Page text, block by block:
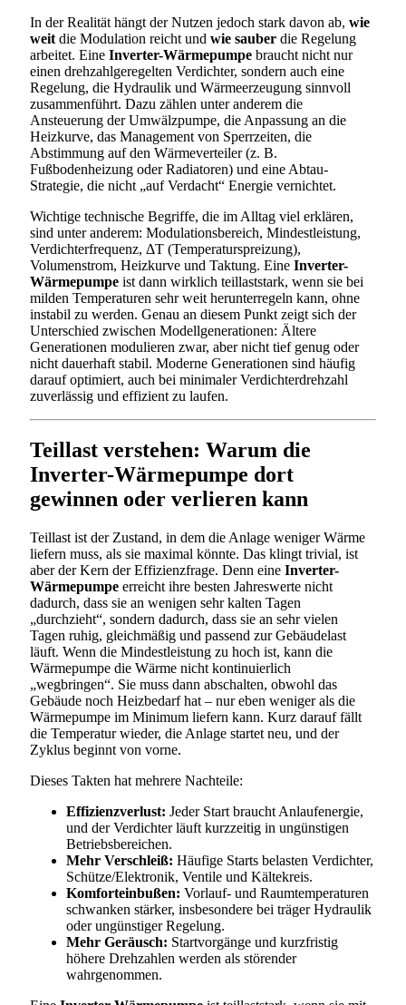
In der Realität hängt der Nutzen jedoch stark davon ab, wie
weit die Modulation reicht und wie sauber die Regelung
arbeitet. Eine Inverter-Wärmepumpe braucht nicht nur
einen drehzahlgeregelten Verdichter, sondern auch eine
Regelung, die Hydraulik und Wärmeerzeugung sinnvoll
zusammenführt. Dazu zählen unter anderem die
Ansteuerung der Umwälzpumpe, die Anpassung an die
Heizkurve, das Management von Sperrzeiten, die
Abstimmung auf den Wärmeverteiler (z. B.
Fußbodenheizung oder Radiatoren) und eine Abtau-
Strategie, die nicht „auf Verdacht“ Energie vernichtet.
Wichtige technische Begriffe, die im Alltag viel erklären,
sind unter anderem: Modulationsbereich, Mindestleistung,
Verdichterfrequenz, ΔT (Temperaturspreizung),
Volumenstrom, Heizkurve und Taktung. Eine Inverter-
Wärmepumpe ist dann wirklich teillaststark, wenn sie bei
milden Temperaturen sehr weit herunterregeln kann, ohne
instabil zu werden. Genau an diesem Punkt zeigt sich der
Unterschied zwischen Modellgenerationen: Ältere
Generationen modulieren zwar, aber nicht tief genug oder
nicht dauerhaft stabil. Moderne Generationen sind häufig
darauf optimiert, auch bei minimaler Verdichterdrehzahl
zuverlässig und effizient zu laufen.
Teillast verstehen: Warum die
Inverter-Wärmepumpe dort
gewinnen oder verlieren kann
Teillast ist der Zustand, in dem die Anlage weniger Wärme
liefern muss, als sie maximal könnte. Das klingt trivial, ist
aber der Kern der Effizienzfrage. Denn eine Inverter-
Wärmepumpe erreicht ihre besten Jahreswerte nicht
dadurch, dass sie an wenigen sehr kalten Tagen
„durchzieht“, sondern dadurch, dass sie an sehr vielen
Tagen ruhig, gleichmäßig und passend zur Gebäudelast
läuft. Wenn die Mindestleistung zu hoch ist, kann die
Wärmepumpe die Wärme nicht kontinuierlich
„wegbringen“. Sie muss dann abschalten, obwohl das
Gebäude noch Heizbedarf hat – nur eben weniger als die
Wärmepumpe im Minimum liefern kann. Kurz darauf fällt
die Temperatur wieder, die Anlage startet neu, und der
Zyklus beginnt von vorne.
Dieses Takten hat mehrere Nachteile:
Effizienzverlust: Jeder Start braucht Anlaufenergie,
und der Verdichter läuft kurzzeitig in ungünstigen
Betriebsbereichen.
Mehr Verschleiß: Häufige Starts belasten Verdichter,
Schütze/Elektronik, Ventile und Kältekreis.
Komforteinbußen: Vorlauf- und Raumtemperaturen
schwanken stärker, insbesondere bei träger Hydraulik
oder ungünstiger Regelung.
Mehr Geräusch: Startvorgänge und kurzfristig
höhere Drehzahlen werden als störender
wahrgenommen.